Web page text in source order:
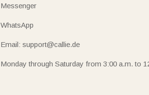
Messenger
WhatsApp
Email: support@callie.de
Monday through Saturday from 3:00 a.m. to